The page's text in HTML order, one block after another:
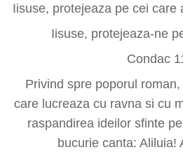
Iisuse, protejeaza pe cei care
Iisuse, protejeaza-ne
Condac
Privind spre poporul
care lucreaza cu ravna si cu
raspandirea ideilor sfinte
bucurie canta: Aliluia!